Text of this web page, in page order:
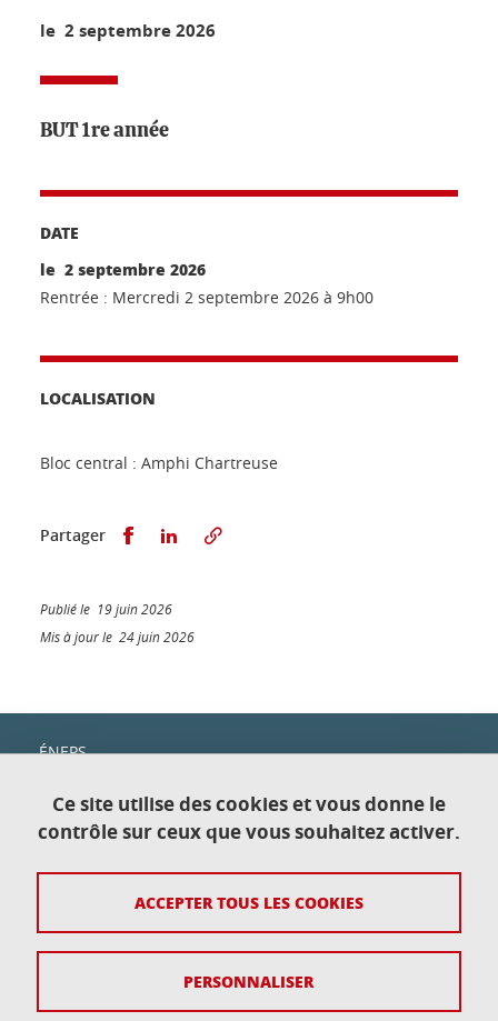
le 2 septembre 2026
BUT 1re année
DATE
le 2 septembre 2026
Rentrée : Mercredi 2 septembre 2026 à 9h00
LOCALISATION
Bloc central : Amphi Chartreuse
Partager Partager sur Facebook
Partager sur LinkedIn
Publié le 19 juin 2026
Mis à jour le 24 juin 2026
ÉNEPS
Domaine universitaire
151, rue de la Papeterie
38400 Saint-Martin-d'Hères—Gières
Plan du site
Ce site utilise des cookies et vous donne le
contrôle sur ceux que vous souhaitez activer.
ACCEPTER TOUS LES COOKIES
PERSONNALISER